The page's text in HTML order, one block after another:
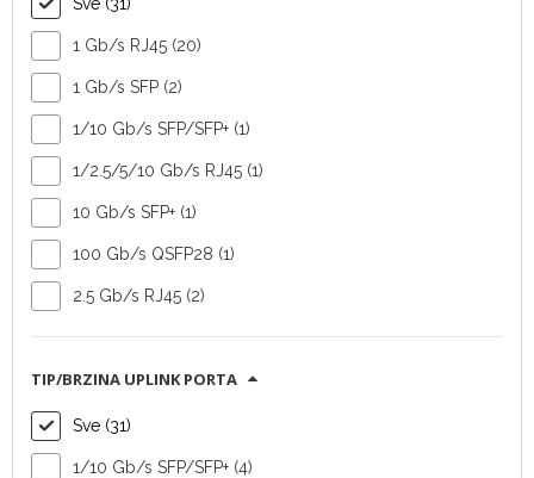
1 Gb/s RJ45 (20)
1 Gb/s SFP (2)
1/10 Gb/s SFP/SFP+ (1)
1/2.5/5/10 Gb/s RJ45 (1)
10 Gb/s SFP+ (1)
100 Gb/s QSFP28 (1)
2.5 Gb/s RJ45 (2)
TIP/BRZINA UPLINK PORTA
Sve (31)
1/10 Gb/s SFP/SFP+ (4)
Switch Ruckus ICX
8100-48P
Tip
uređaja: preklopnik
Vendor:
Commscope
Broj downlink
portova:4
(SFP/SFP+)
SAZNAJ VIŠE